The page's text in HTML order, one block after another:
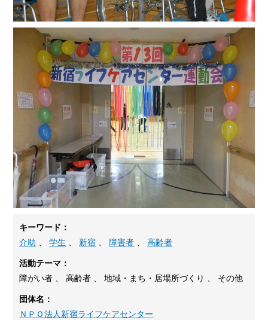
キーワード：
介助 、学生 新宿 障害者 、高齢者
活動テーマ：
障がい者 、 高齢者 、 地域・まち・居場所づくり 、 その他
団体名：
ＮＰＯ法人新宿ライフケアセンター